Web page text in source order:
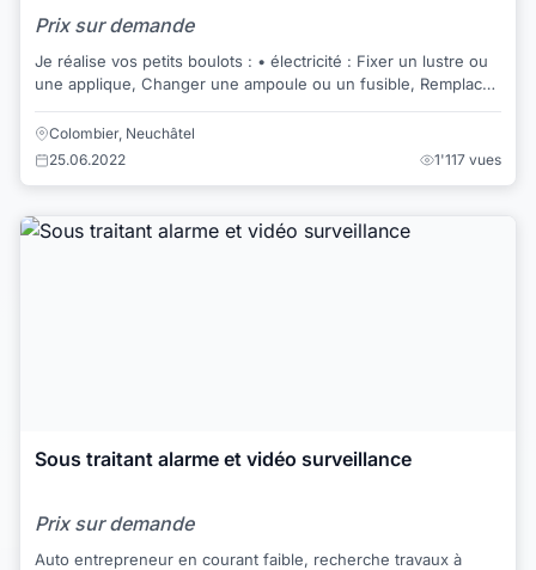
Prix sur demande
Je réalise vos petits boulots : • électricité : Fixer un lustre ou
une applique, Changer une ampoule ou un fusible, Remplacer
Colombier, Neuchâtel
25.06.2022
1'117 vues
Sous traitant alarme et vidéo surveillance
Prix sur demande
Auto entrepreneur en courant faible, recherche travaux à